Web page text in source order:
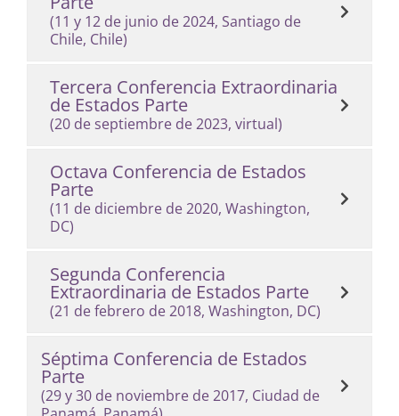
(11 y 12 de junio de 2024, Santiago de
Chile, Chile)
Tercera Conferencia Extraordinaria
de Estados Parte
(20 de septiembre de 2023, virtual)
Octava Conferencia de Estados
Parte
(11 de diciembre de 2020, Washington,
DC)
Segunda Conferencia
Extraordinaria de Estados Parte
(21 de febrero de 2018, Washington, DC)
Séptima Conferencia de Estados
Parte
(29 y 30 de noviembre de 2017, Ciudad de